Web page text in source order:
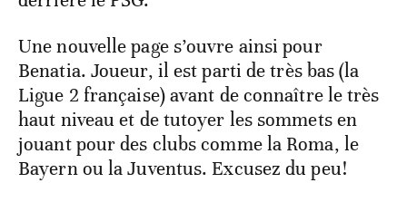
Une nouvelle page s’ouvre ainsi pour
Benatia. Joueur, il est parti de très bas (la
Ligue 2 française) avant de connaître le très
haut niveau et de tutoyer les sommets en
jouant pour des clubs comme la Roma, le
Bayern ou la Juventus. Excusez du peu!